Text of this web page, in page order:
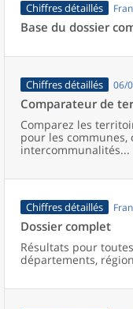
Chiffres détaillés
Base du dossier
Chiffres détaillés 06/
Comparateur de
Comparez les
pour les communes,
intercommunalités...
Chiffres détaillés
Dossier complet
Résultats pour
départements,